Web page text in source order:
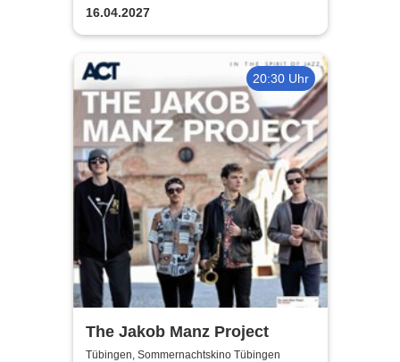
16.04.2027
20:30 Uhr
The Jakob Manz Project
Tübingen, Sommernachtskino Tübingen